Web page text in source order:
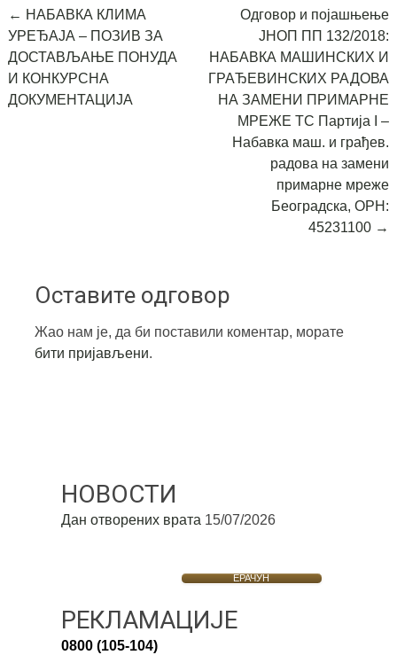
Post
navigation
← НАБАВКА КЛИМА
УРЕЂАЈА – ПОЗИВ ЗА
ДОСТАВЉАЊЕ ПОНУДА
И КОНКУРСНА
ДОКУМЕНТАЦИЈА
Одговор и појашњење
ЈНОП ПП 132/2018:
НАБАВКА МАШИНСКИХ И
ГРАЂЕВИНСКИХ РАДОВА
НА ЗАМЕНИ ПРИМАРНЕ
МРЕЖЕ ТС Партија I –
Набавка маш. и грађев.
радова на замени
примарне мреже
Београдска, ОРН:
45231100 →
Оставите одговор
Жао нам је, да би поставили коментар, морате
бити пријављени.
НОВОСТИ
Дан отворених врата 15/07/2026
ЕРАЧУН
РЕКЛАМАЦИЈЕ
0800 (105-104)